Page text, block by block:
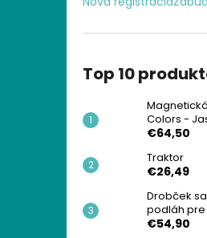
Top 10
Colors -
€64,50
Traktor
€26,49
Drobček
podláh
€54,90